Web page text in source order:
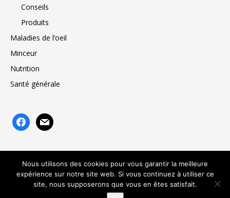
Conseils
Produits
Maladies de l’oeil
Minceur
Nutrition
Santé générale
facebookmail
Angiotech À propos de nous Mentions légales
Contact
Plan du site
Mon compte
Nous utilisons des cookies pour vous garantir la meilleure
expérience sur notre site web. Si vous continuez à utiliser ce
site, nous supposerons que vous en êtes satisfait.